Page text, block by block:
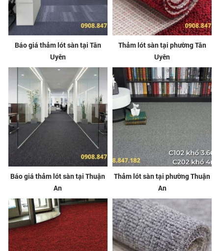
Báo giá thảm lót sàn tại Tân
Uyên
Thảm lót sàn tại phường Tân
Uyên
Báo giá thảm lót sàn tại Thuận
An
Thảm lót sàn tại phường Thuận
An